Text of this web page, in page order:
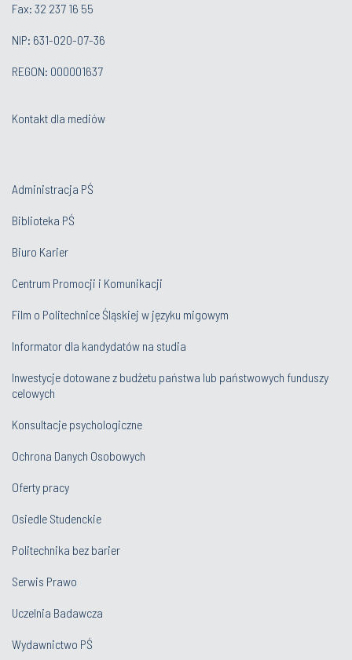
Fax: 32 237 16 55
NIP: 631-020-07-36
REGON: 000001637
Kontakt dla mediów
Administracja PŚ
Biblioteka PŚ
Biuro Karier
Centrum Promocji i Komunikacji
Film o Politechnice Śląskiej w języku migowym
Informator dla kandydatów na studia
Inwestycje dotowane z budżetu państwa lub państwowych funduszy
celowych
Konsultacje psychologiczne
Ochrona Danych Osobowych
Oferty pracy
Osiedle Studenckie
Politechnika bez barier
Serwis Prawo
Uczelnia Badawcza
Wydawnictwo PŚ